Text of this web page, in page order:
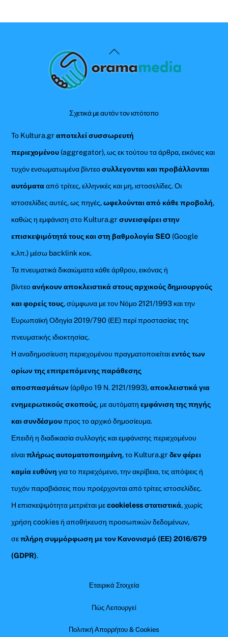
Back
To
Σχετικά με αυτόν τον ιστότοπο
Το Kultura.grαποτελεί συσσωρευτή
περιεχομένου (aggregator), ως εκ τούτου τα άρθρα, εικόνες και
τυχόν ενσωματωμένα βίντεοσυλλεγονται και προβάλλονται
αυτόματααπό τρίτες, ελληνικές και μη, ιστοσελίδες. Οι
ιστοσελίδες αυτές, ως πηγές,ωφελούνται από κάθε προβολή,
καθώς η εμφάνιση στο Kultura.gr συνεισφέρει στην
επισκεψιμότητά τους και στη βαθμολογία SEO (Google
κ.λπ.) μέσω backlink κοκ.
Τα πνευματικά δικαιώματα κάθε άρθρου, εικόνας ή
βίντεοανήκουν αποκλειστικά στους αρχικούς δημιουργούς
και φορείς τους, σύμφωνα με τον Νόμο 2121/1993 και την
Ευρωπαϊκή Οδηγία 2019/790 (ΕΕ) περί προστασίας της
πνευματικής ιδιοκτησίας.
Η αναδημοσίευση περιεχομένου πραγματοποιείταιεντός των
ορίων της επιτρεπόμενης παράθεσης
αποσπασμάτων (άρθρο 19 Ν. 2121/1993),αποκλειστικά για
ενημερωτικούς σκοπούς, με αυτόματηεμφάνιση της πηγής
και συνδέσμουπρος το αρχικό δημοσίευμα.
Επειδή η διαδικασία συλλογής και εμφάνισης περιεχομένου
είναιπλήρως αυτοματοποιημένη, το Kultura.grδεν φέρει
καμία ευθύνη για το περιεχόμενο, την ακρίβεια, τις απόψεις ή
τυχόν παραβιάσεις που προέρχονται από τρίτες ιστοσελίδες.
Η επισκεψιμότητα μετριέται μεcookieless στατιστικά, χωρίς
χρήση cookies ή αποθήκευση προσωπικών δεδομένων,
σεπλήρη συμμόρφωση με τον Κανονισμό (ΕΕ) 2016/679
(GDPR).
Εταιρικά Στοιχεία
Πώς Λειτουργεί
Πολιτική Απορρήτου & Cookies